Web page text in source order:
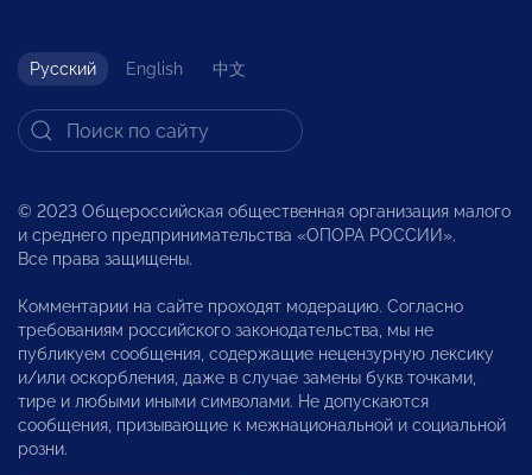
Русский English 中文
© 2023 Общероссийская общественная организация малого
и среднего предпринимательства «ОПОРА РОССИИ».
Все права защищены.
Комментарии на сайте проходят модерацию. Согласно
требованиям российского законодательства, мы не
публикуем сообщения, содержащие нецензурную лексику
и/или оскорбления, даже в случае замены букв точками,
тире и любыми иными символами. Не допускаются
сообщения, призывающие к межнациональной и социальной
розни.